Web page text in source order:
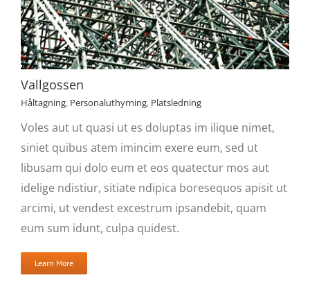
Vallgossen
Håltagning, Personaluthyrning, Platsledning
Voles aut ut quasi ut es doluptas im ilique nimet,
siniet quibus atem imincim exere eum, sed ut
libusam qui dolo eum et eos quatectur mos aut
idelige ndistiur, sitiate ndipica boresequos apisit ut
arcimi, ut vendest excestrum ipsandebit, quam
eum sum idunt, culpa quidest.
Learn More